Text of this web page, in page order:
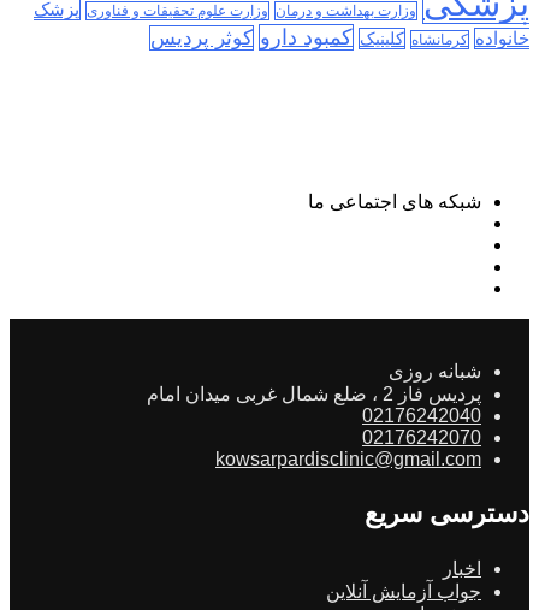
وزارت بهداشت و درمان وزارت علوم تحقیقات و فناوری پزشک
خانواده کرمانشاه کلینیک کمبود دارو کوثر پردیس
شبکه های اجتماعی ما
شبانه روزی
پردیس فاز 2 ، ضلع شمال غربی میدان امام
02176242040
02176242070
kowsarpardisclinic@gmail.com
دسترسی سریع
اخبار
جواب آزمایش آنلاین